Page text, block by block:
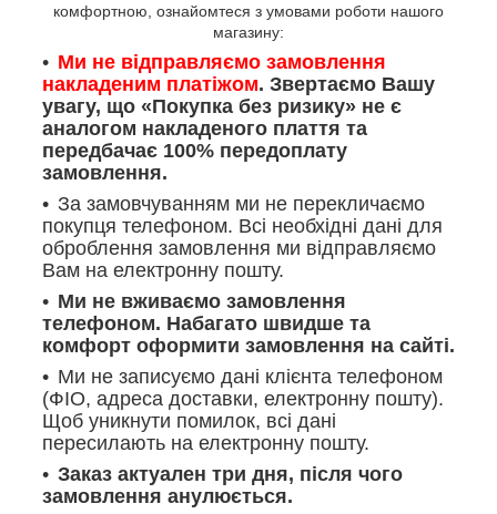
комфортною, ознайомтеся з умовами роботи нашого
магазину:
Ми не відправляємо замовлення
накладеним платіжом. Звертаємо Вашу
увагу, що «Покупка без ризику» не є
аналогом накладеного плаття та
передбачає 100% передоплату
замовлення.
За замовчуванням ми не перекличаємо
покупця телефоном. Всі необхідні дані для
оброблення замовлення ми відправляємо
Вам на електронну пошту.
Ми не вживаємо замовлення
телефоном. Набагато швидше та
комфорт оформити замовлення на сайті.
Ми не записуємо дані клієнта телефоном
(ФІО, адреса доставки, електронну пошту).
Щоб уникнути помилок, всі дані
пересилають на електронну пошту.
Заказ актуален три дня, після чого
замовлення анулюється.